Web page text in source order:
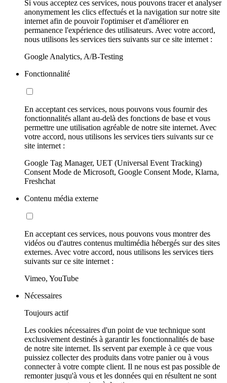
Si vous acceptez ces services, nous pouvons tracer et analyser
anonymement les clics effectués et la navigation sur notre site
internet afin de pouvoir l'optimiser et d'améliorer en
permanence l'expérience des utilisateurs. Avec votre accord,
nous utilisons les services tiers suivants sur ce site internet :
Google Analytics, A/B-Testing
Fonctionnalité
En acceptant ces services, nous pouvons vous fournir des
fonctionnalités allant au-delà des fonctions de base et vous
permettre une utilisation agréable de notre site internet. Avec
votre accord, nous utilisons les services tiers suivants sur ce
site internet :
Google Tag Manager, UET (Universal Event Tracking)
Consent Mode de Microsoft, Google Consent Mode, Klarna,
Freshchat
Contenu média externe
En acceptant ces services, nous pouvons vous montrer des
vidéos ou d'autres contenus multimédia hébergés sur des sites
externes. Avec votre accord, nous utilisons les services tiers
suivants sur ce site internet :
Vimeo, YouTube
Nécessaires
Toujours actif
Les cookies nécessaires d'un point de vue technique sont
exclusivement destinés à garantir les fonctionnalités de base
de notre site internet. Ils servent par exemple à ce que vous
puissiez collecter des produits dans votre panier ou à vous
connecter à votre compte client. Il ne nous est pas possible de
remonter jusqu'à vous et les données qui en résultent ne sont